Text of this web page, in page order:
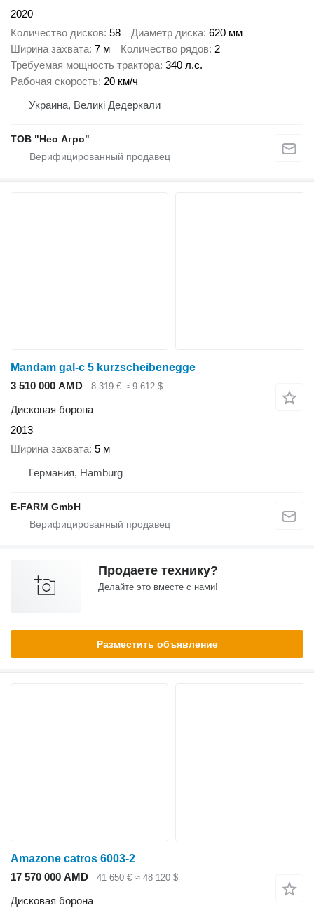
2020
Количество дисков 58 Диаметр диска 620 мм
Ширина захвата 7 м Количество рядов 2
Требуемая мощность трактора 340 л.с.
Рабочая скорость 20 км/ч
Украина, Великі Дедеркали
ТОВ "Нео Агро"
Mandam gal-c 5 kurzscheibenegge
3 510 000 AMD
8 319 € ≈ 9 612 $
Дисковая борона
2013
Ширина захвата 5 м
Германия, Hamburg
E-FARM GmbH
Продаете технику?
Делайте это вместе с нами!
Разместить объявление
Amazone catros 6003-2
17 570 000 AMD
41 650 € ≈ 48 120 $
Дисковая борона